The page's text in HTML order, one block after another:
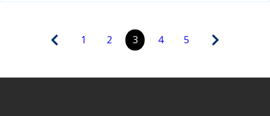
1 2 3 4 5